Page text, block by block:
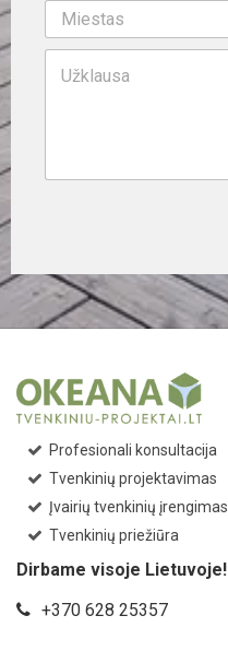
Profesionali konsultacija
Tvenkinių projektavimas
Įvairių tvenkinių įrengimas
Tvenkinių priežiūra
Dirbame visoje Lietuvoje!
+370 628 25357